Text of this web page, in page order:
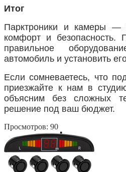
Итог
Парктроники и камеры —
комфорт и безопасность.
правильное
автомобиль и установить
Если сомневаетесь, что
приезжайте к нам в
объясним без сложных
решение под ваш бюджет.
Просмотров: 90